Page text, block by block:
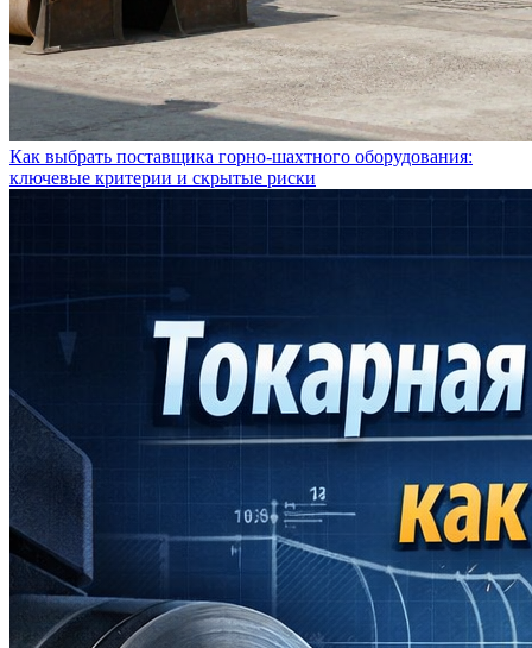
Как выбрать поставщика горно-шахтного оборудования:
ключевые критерии и скрытые риски